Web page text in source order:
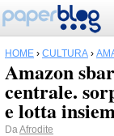
HOME › CULTURA ›
Amazon
centrale.
e lotta
DaAfrodite